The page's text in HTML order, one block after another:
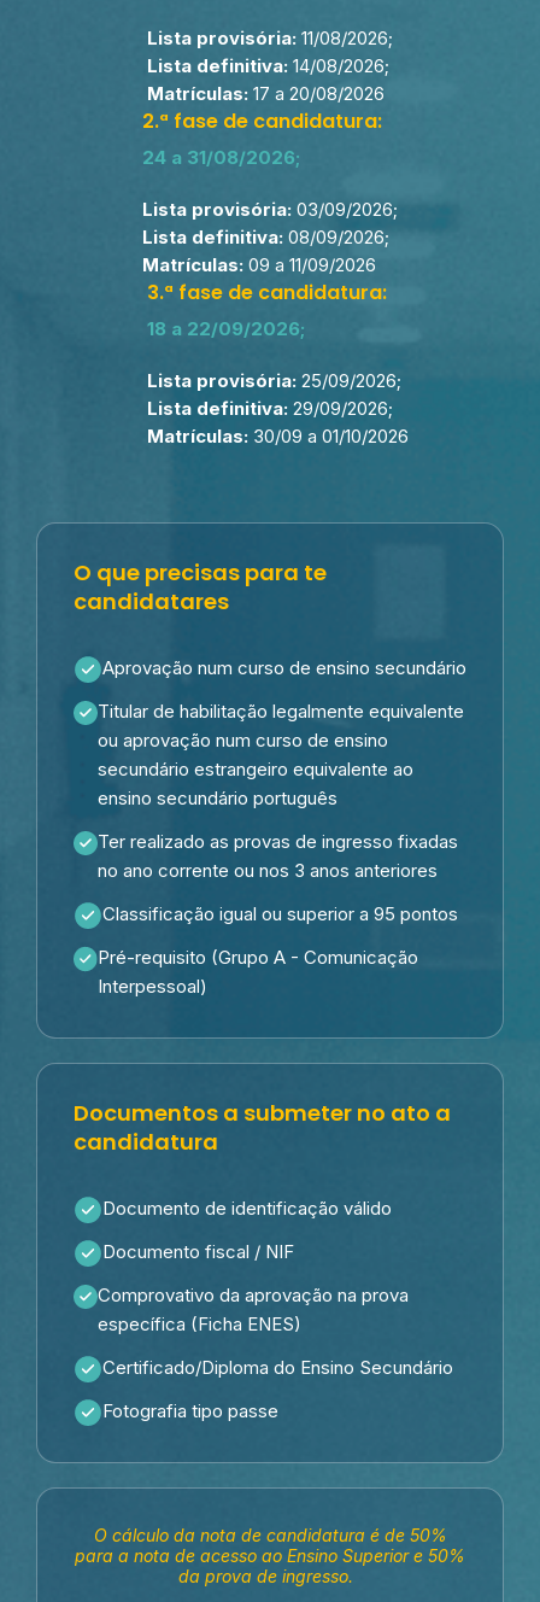
Lista provisória: 11/08/2026;
Lista definitiva: 14/08/2026;
Matrículas: 17 a 20/08/2026
2.ª fase de candidatura:
24 a 31/08/2026;
Lista provisória: 03/09/2026;
Lista definitiva: 08/09/2026;
Matrículas: 09 a 11/09/2026
3.ª fase de candidatura:
18 a 22/09/2026;
Lista provisória:25/09/2026;
Lista definitiva:29/09/2026;
Matrículas:30/09 a 01/10/2026
O que precisas para te
candidatares
Aprovação num curso de ensino secundário
Titular de habilitação legalmente equivalente
ou aprovação num curso de ensino
secundário estrangeiro equivalente ao
ensino secundário português
Ter realizado as provas de ingresso fixadas
no ano corrente ou nos 3 anos anteriores
Classificação igual ou superior a 95 pontos
Pré-requisito (Grupo A - Comunicação
Interpessoal)
Documentos a submeter no ato a
candidatura
Documento de identificação válido
Documento fiscal / NIF
Comprovativo da aprovação na prova
específica (Ficha ENES)
Certificado/Diploma do Ensino Secundário
Fotografia tipo passe
O cálculo da nota de candidatura é de 50%
para a nota de acesso ao Ensino Superior e 50%
da prova de ingresso.